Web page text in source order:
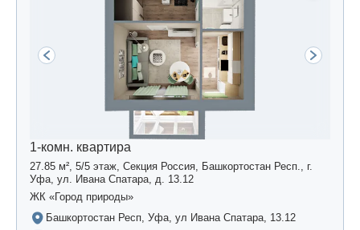
1-комн. квартира
27.85 м², 5/5 этаж, Секция Россия, Башкортостан Респ., г.
Уфа, ул. Ивана Спатара, д. 13.12
ЖК «Город природы»
Башкортостан Респ, Уфа, ул Ивана Спатара, 13.12